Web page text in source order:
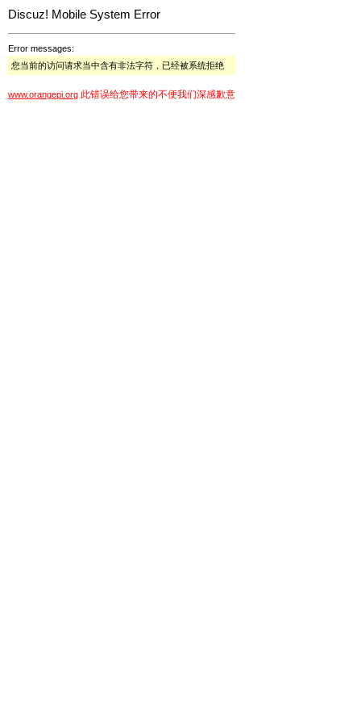
Discuz! Mobile System Error
Error messages:
您当前的访问请求当中含有非法字符，已经被系统拒绝
www.orangepi.org 此错误给您带来的不便我们深感歉意